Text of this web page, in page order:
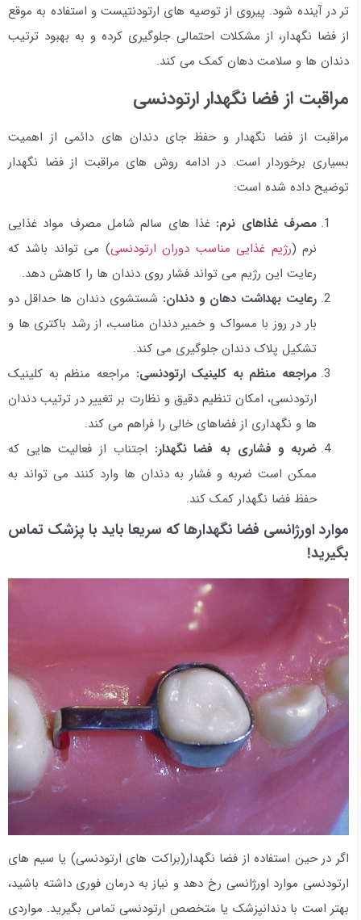
تر در آینده شود. پیروی از توصیه های ارتودنتیست و استفاده به موقع
از فضا نگهدار، از مشکلات احتمالی جلوگیری کرده و به بهبود ترتیب
دندان ها و سلامت دهان کمک می کند.
مراقبت از فضا نگهدار ارتودنسی
مراقبت از فضا نگهدار و حفظ جای دندان های دائمی از اهمیت
بسیاری برخوردار است. در ادامه روش های مراقبت از فضا نگهدار
توضیح داده شده است:
مصرف غذاهای نرم: غذا های سالم شامل مصرف مواد غذایی
نرم (رژیم غذایی مناسب دوران ارتودنسی) می تواند باشد که
رعایت این رژیم می تواند فشار روی دندان ها را کاهش دهد.
رعایت بهداشت دهان و دندان: شستشوی دندان ها حداقل دو
بار در روز با مسواک و خمیر دندان مناسب، از رشد باکتری ها و
تشکیل پلاک دندان جلوگیری می کند.
مراجعه منظم به کلینیک ارتودنسی: مراجعه منظم به کلینیک
ارتودنسی، امکان تنظیم دقیق و نظارت بر تغییر در ترتیب دندان
ها و نگهداری از فضاهای خالی را فراهم می کند.
ضربه و فشاری به فضا نگهدار: اجتناب از فعالیت هایی که
ممکن است ضربه و فشار به دندان ها وارد کنند می تواند به
حفظ فضا نگهدار کمک کند.
موارد اورژانسی فضا نگهدارها که سریعا باید با پزشک تماس
بگیرید!
اگر در حین استفاده از فضا نگهدار(براکت های ارتودنسی) یا سیم های
ارتودنسی موارد اورژانسی رخ دهد و نیاز به درمان فوری داشته باشید،
بهتر است با دندانپزشک یا متخصص ارتودنسی تماس بگیرید. مواردی